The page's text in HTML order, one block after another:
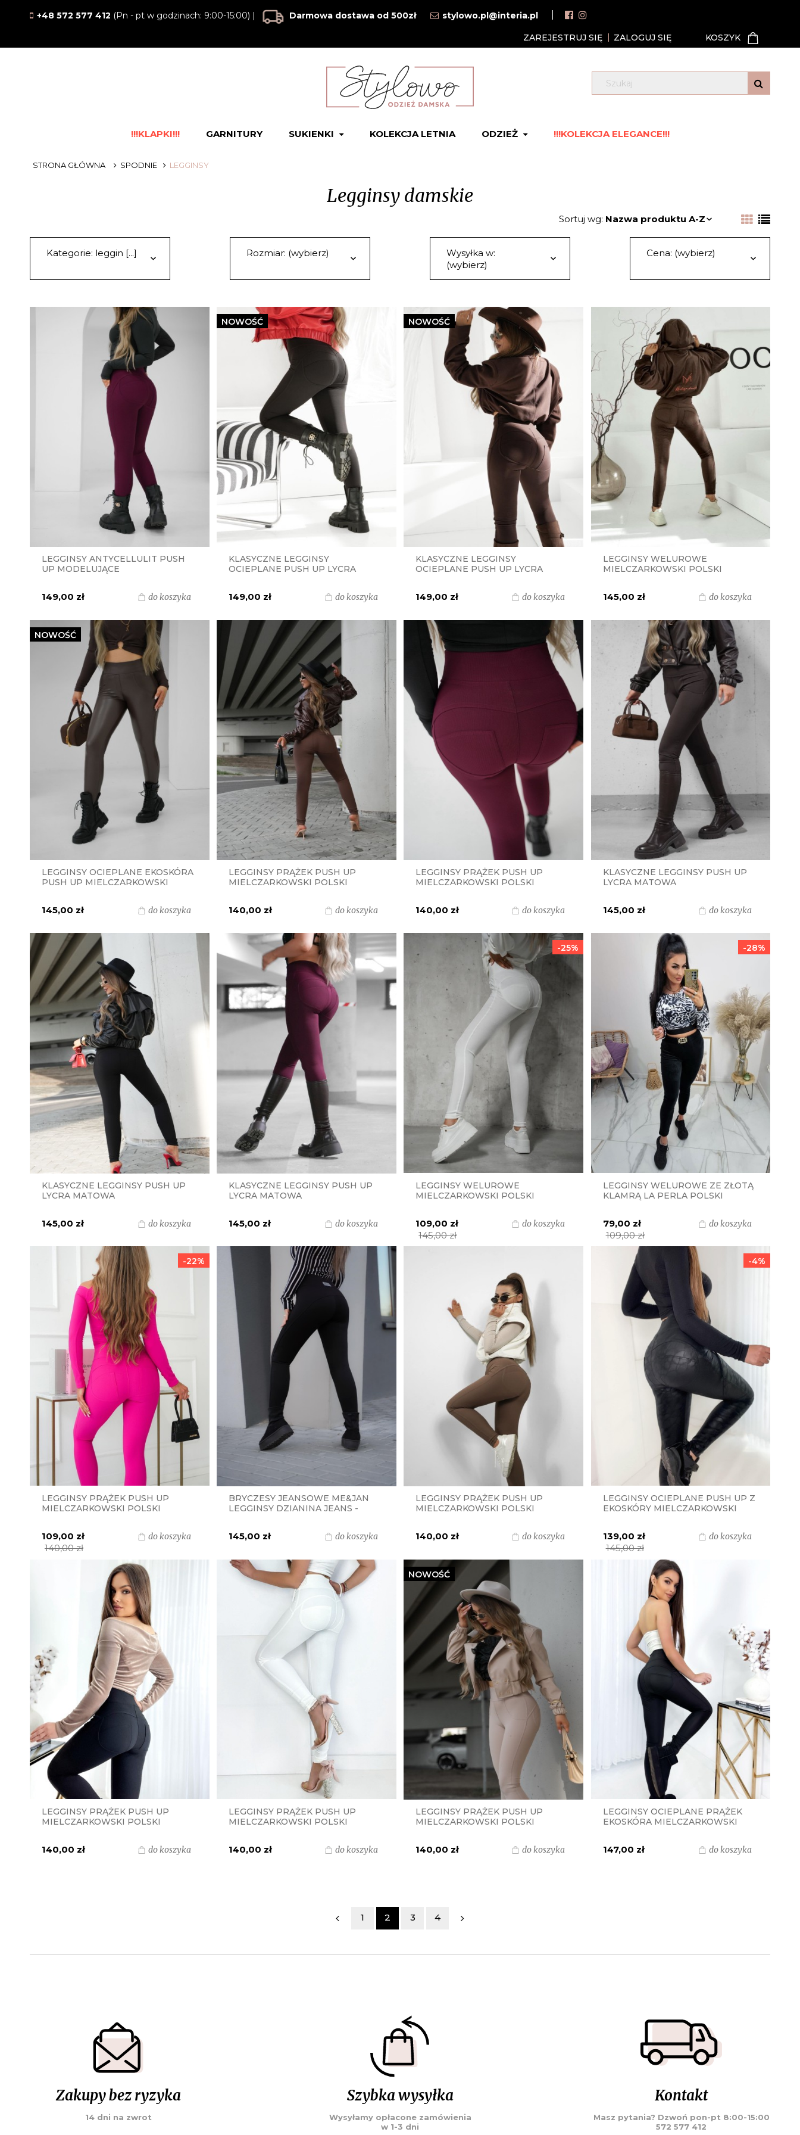
+48 572 577 412 (Pn - pt w godzinach: 9:00-15:00) | Darmowa dostawa od 500zł stylowo.pl@interia.pl
ZAREJESTRUJ SIĘ ZALOGUJ SIĘ
!!!KLAPKI!!! GARNITURY SUKIENKI KOLEKCJA LETNIA ODZIEŻ !!!KOLEKCJA ELEGANCE!!!
STRONA GŁÓWNA SPODNIE LEGGINSY
Legginsy damskie
Sortuj wg: Nazwa produktu A-Z
Kategorie: leggin [...] Rozmiar: (wybierz)
Wysyłka w:
(wybierz)
Cena: (wybierz)
LEGGINSY ANTYCELLULIT PUSH
UP MODELUJĄCE
149,00 zł do koszyka
KLASYCZNE LEGGINSY
OCIEPLANE PUSH UP LYCRA
149,00 zł do koszyka
NOWOŚĆ
KLASYCZNE LEGGINSY
OCIEPLANE PUSH UP LYCRA
149,00 zł do koszyka
NOWOŚĆ
LEGGINSY WELUROWE
MIELCZARKOWSKI POLSKI
145,00 zł do koszyka
LEGGINSY OCIEPLANE EKOSKÓRA
PUSH UP MIELCZARKOWSKI
145,00 zł do koszyka
NOWOŚĆ
LEGGINSY PRĄŻEK PUSH UP
MIELCZARKOWSKI POLSKI
140,00 zł do koszyka
LEGGINSY PRĄŻEK PUSH UP
MIELCZARKOWSKI POLSKI
140,00 zł do koszyka
KLASYCZNE LEGGINSY PUSH UP
LYCRA MATOWA
145,00 zł do koszyka
KLASYCZNE LEGGINSY PUSH UP
LYCRA MATOWA
145,00 zł do koszyka
KLASYCZNE LEGGINSY PUSH UP
LYCRA MATOWA
145,00 zł do koszyka
LEGGINSY WELUROWE
MIELCZARKOWSKI POLSKI
109,00 zł
145,00 zł
do koszyka
-25%
LEGGINSY WELUROWE ZE ZŁOTĄ
KLAMRĄ LA PERLA POLSKI
79,00 zł
109,00 zł
do koszyka
-28%
LEGGINSY PRĄŻEK PUSH UP
MIELCZARKOWSKI POLSKI
109,00 zł
140,00 zł
do koszyka
-22%
BRYCZESY JEANSOWE ME&JAN
LEGGINSY DZIANINA JEANS -
145,00 zł do koszyka
LEGGINSY PRĄŻEK PUSH UP
MIELCZARKOWSKI POLSKI
140,00 zł do koszyka
LEGGINSY OCIEPLANE PUSH UP Z
EKOSKÓRY MIELCZARKOWSKI
139,00 zł
145,00 zł
do koszyka
-4%
LEGGINSY PRĄŻEK PUSH UP
MIELCZARKOWSKI POLSKI
140,00 zł do koszyka
LEGGINSY PRĄŻEK PUSH UP
MIELCZARKOWSKI POLSKI
140,00 zł do koszyka
LEGGINSY PRĄŻEK PUSH UP
MIELCZARKOWSKI POLSKI
140,00 zł do koszyka
NOWOŚĆ
LEGGINSY OCIEPLANE PRĄŻEK
EKOSKÓRA MIELCZARKOWSKI
147,00 zł do koszyka
1 2 3 4
Zakupy bez ryzyka
14 dni na zwrot
Szybka wysyłka
Wysyłamy opłacone zamówienia
w 1-3 dni
Kontakt
Masz pytania? Dzwoń pon-pt 8:00-15:00
572 577 412